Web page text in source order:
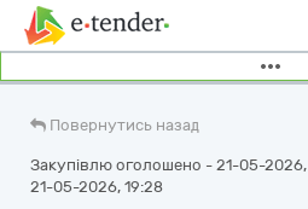
Повернутись назад
Закупівлю оголошено - 21-05-2026,
21-05-2026, 19:28